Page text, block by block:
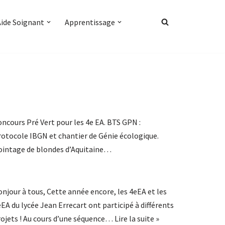
Soignant Apprentissage
Pré Vert pour les 4e EA. BTS GPN :
IBGN et chantier de Génie écologique.
de blondes d’Aquitaine…
à tous, Cette année encore, les 4eEA et les
du lycée Jean Errecart ont participé à différents
! Au cours d’une séquence… Lire la suite »